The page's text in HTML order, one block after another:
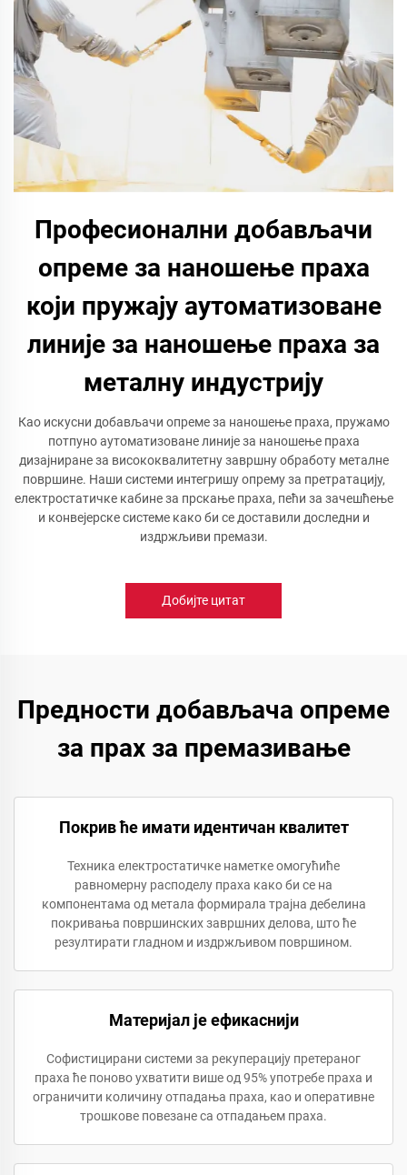
Професионални добављачи
опреме за наношење праха
који пружају аутоматизоване
линије за наношење праха за
металну индустрију
Као искусни добављачи опреме за наношење праха, пружамо
потпуно аутоматизоване линије за наношење праха
дизајниране за висококвалитетну завршну обработу металне
површине. Наши системи интегришу опрему за претратацију,
електростатичке кабине за прскање праха, пећи за зачешћење
и конвејерске системе како би се доставили доследни и
издржљиви премази.
Добијте цитат
Предности добављача опреме
за прах за премазивање
Покрив ће имати идентичан квалитет
Техника електростатичке наметке омогућиће
равномерну расподелу праха како би се на
компонентама од метала формирала трајна дебелина
покривања површинских завршних делова, што ће
резултирати гладном и издржљивом површином.
Материјал је ефикаснији
Софистицирани системи за рекуперацију претераног
праха ће поново ухватити више од 95% употребе праха и
ограничити количину отпадања праха, као и оперативне
трошкове повезане са отпадањем праха.